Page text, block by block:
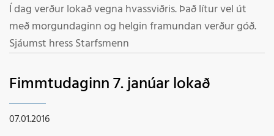
Í dag verður lokað vegna hvassviðris. Það lítur vel út
með morgundaginn og helgin framundan verður góð.
Sjáumst hress Starfsmenn
Fimmtudaginn 7. janúar lokað
07.01.2016